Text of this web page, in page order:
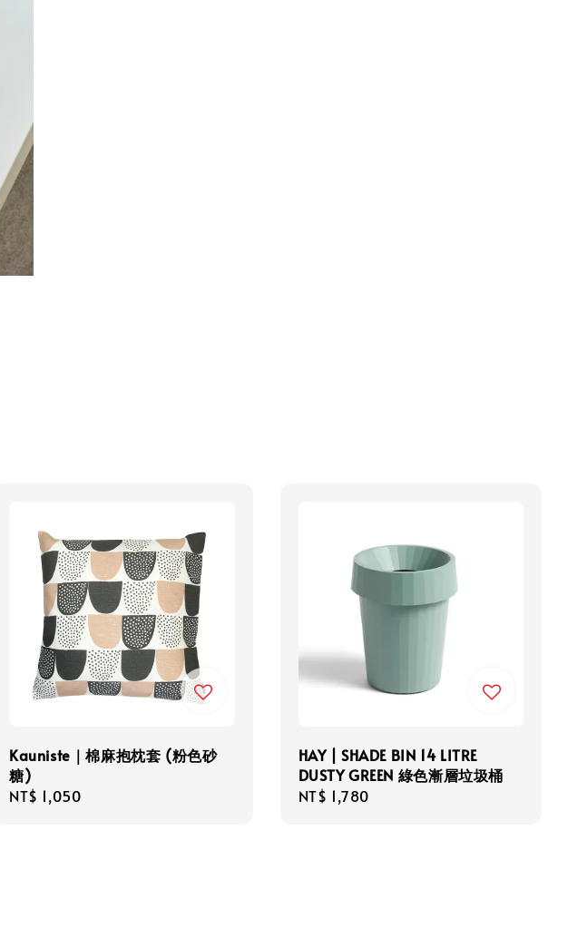
Kauniste｜棉麻抱枕套 (粉色砂
糖)
Regular
NT$ 1,050
HAY | SHADE BIN 14 LITRE
DUSTY GREEN 綠色漸層垃圾桶
Regular
NT$ 1,780